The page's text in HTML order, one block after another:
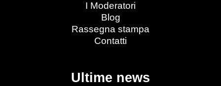
I Moderatori
Blog
Rassegna stampa
Contatti
Ultime news